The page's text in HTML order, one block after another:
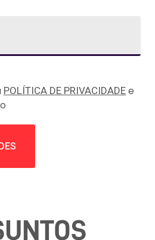
POLÍTICA DE PRIVACIDADE e